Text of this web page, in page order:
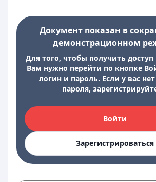
Документ показан в
демонстрационном
Для того, чтобы получить доступ
Вам нужно перейти по кнопке
логин и пароль. Если у вас
пароля,
Войти
Зарегистрироваться